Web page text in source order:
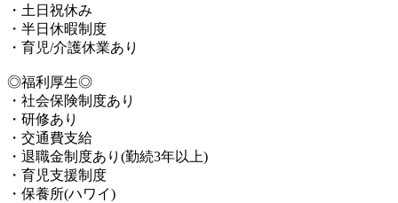
・土日祝休み
・半日休暇制度
・育児/介護休業あり
◎福利厚生◎
・社会保険制度あり
・研修あり
・交通費支給
・退職金制度あり(勤続3年以上)
・育児支援制度
・保養所(ハワイ)